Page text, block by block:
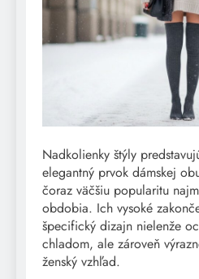
Nadkolienky štýly
elegantný prvok dámskej
čoraz väčšiu popularitu
obdobia. Ich vysoké
špecifický dizajn nielenže
chladom, ale zároveň
ženský vzhľad.